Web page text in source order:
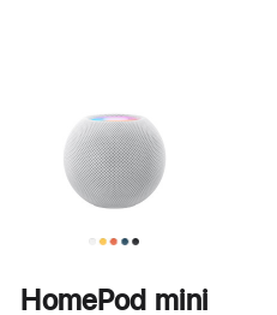
HomePod mini